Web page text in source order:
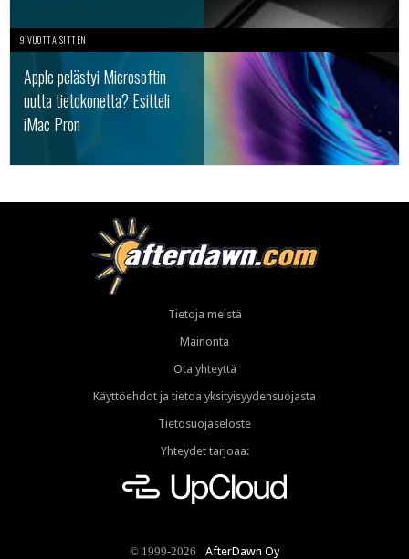
9 VUOTTA SITTEN
Apple pelästyi Microsoftin
uutta tietokonetta? Esitteli
iMac Pron
Tietoja meistä
Mainonta
Ota yhteyttä
Käyttöehdot ja tietoa yksityisyydensuojasta
Tietosuojaseloste
Yhteydet tarjoaa:
© 1999-2026 AfterDawn Oy